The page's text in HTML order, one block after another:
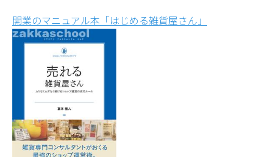
開業のマニュアル本「はじめる雑貨屋さん」